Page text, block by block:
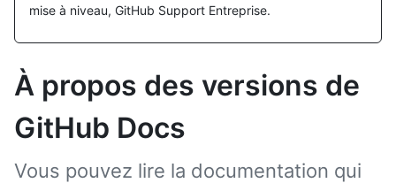
mise à niveau, GitHub Support Entreprise.
À propos des versions de
GitHub Docs
Vous pouvez lire la documentation qui